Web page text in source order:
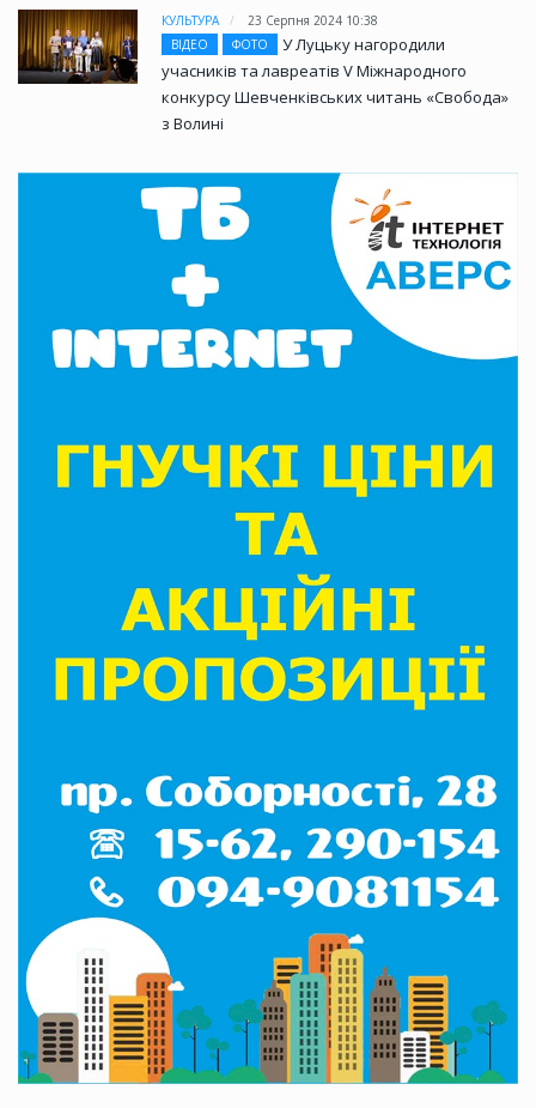
КУЛЬТУРА
23 Серпня 2024 10:38
ВІДЕО
ФОТО
У Луцьку нагородили
учасників та лавреатів V Міжнародного
конкурсу Шевченківських читань «Свобода»
з Волині